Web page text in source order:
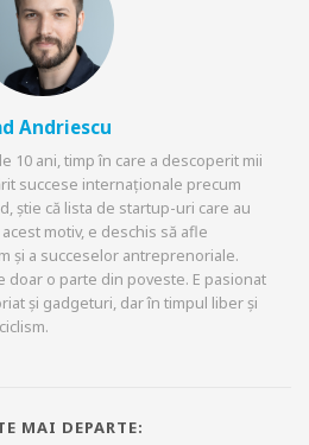
Andriescu
10 ani, timp în care a descoperit mii
succese internaționale precum
știe că lista de startup-uri care au
motiv, e deschis să afle
și a succeselor antreprenoriale.
doar o parte din poveste. E pasionat
și gadgeturi, dar în timpul liber și
MAI DEPARTE: